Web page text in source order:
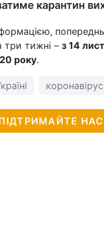
карантин
три тижні – з 14
року.
коронавірус
НАС